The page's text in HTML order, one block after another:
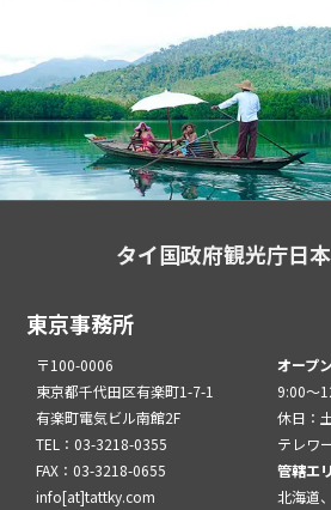
タイ国政府観光庁日
東京事務所
〒100-0006
東京都千代田区有楽町1-7-1
有楽町電気ビル南館2F
TEL：03-3218-0355
FAX：03-3218-0655
info[at]tattky.com
オープ
9:00～
休日：
テレワ
管轄エ
北海道